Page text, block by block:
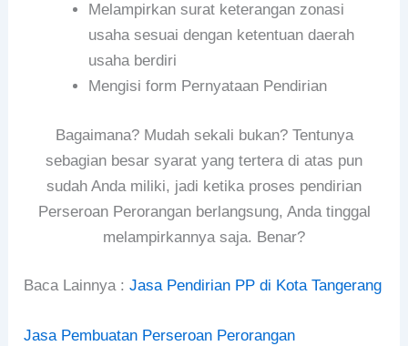
Melampirkan surat keterangan zonasi
usaha sesuai dengan ketentuan daerah
usaha berdiri
Mengisi form Pernyataan Pendirian
Bagaimana? Mudah sekali bukan? Tentunya
sebagian besar syarat yang tertera di atas pun
sudah Anda miliki, jadi ketika proses pendirian
Perseroan Perorangan berlangsung, Anda tinggal
melampirkannya saja. Benar?
Baca Lainnya :Jasa Pendirian PP di Kota Tangerang
Jasa Pembuatan Perseroan Perorangan